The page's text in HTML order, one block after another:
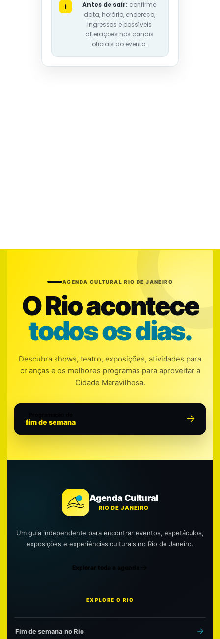
i Antes de sair: confirme
data, horário, endereço,
ingressos e possíveis
alterações nos canais
oficiais do evento.
AGENDA CULTURAL RIO DE JANEIRO
O Rio acontece
todos os dias.
Descubra shows, teatro, exposições, atividades para
crianças e os melhores programas para aproveitar a
Cidade Maravilhosa.
fim de semana
Agenda Cultural
RIO DE JANEIRO
Um guia independente para encontrar eventos, espetáculos,
exposições e experiências culturais no Rio de Janeiro.
Explorar toda a agenda
EXPLORE O RIO
Fim de semana no Rio